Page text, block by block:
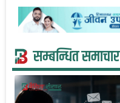
सम्बन्धित समाचार